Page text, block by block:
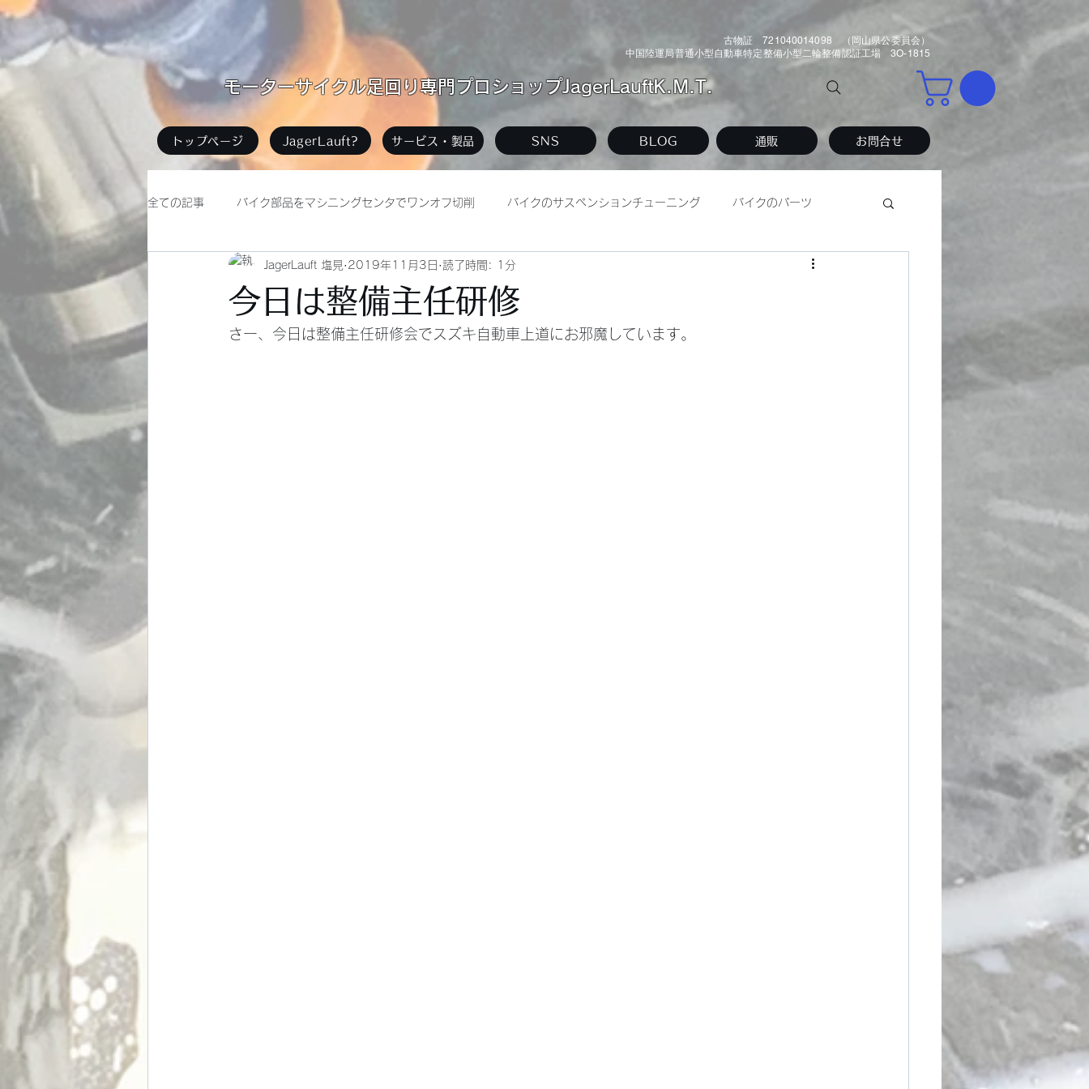
古物証 721040014098 （岡山県公委員会）
中国陸運局普通小型自動車特定整備小型二輪整備認証工場 3O-1815
​モーターサイクル足回り専門プロショップJagerLauftK.M.T.
トップページ JagerLauft? サービス・製品 SNS BLOG 通販 お問合せ
全ての記事 バイク部品をマシニングセンタでワンオフ切削 バイクのサスペンションチューニング バイクのパーツ
バイクイベント 無題のカテゴリー 自動車整備工場
今日は整備主任研修
JagerLauft 塩見 2019年11月3日 読了時間: 1分
さー、今日は整備主任研修会でスズキ自動車上道にお邪魔しています。